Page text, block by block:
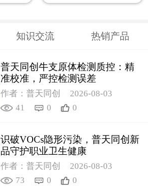
知识交流 热销产品
普天同创牛支原体检测质控：精
准校准，严控检测误差
作者：普天同创
2026-08-03
41
0 0
识破VOCs隐形污染，普天同创新
品守护职业卫生健康
作者：普天同创
2026-08-03
73
0 0